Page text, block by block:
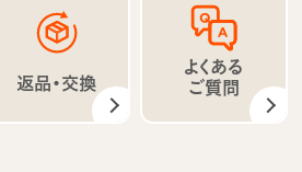
返品・交換
よくある
ご質問